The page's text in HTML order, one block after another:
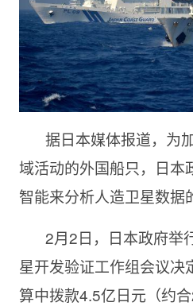
据日本媒体报道，为
域活动的外国船只，日本
智能来分析人造卫星数据
2月2日，日本政府举
星开发验证工作组会议
算中拨款4.5亿日元（约